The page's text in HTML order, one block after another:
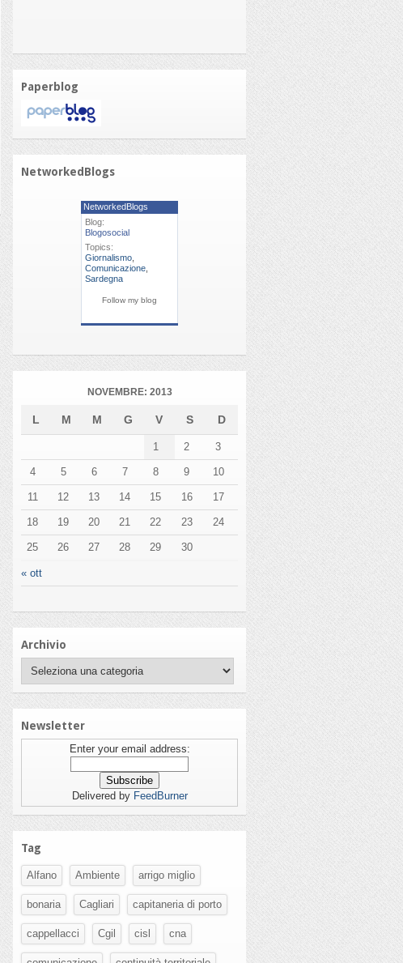
Paperblog
NetworkedBlogs
NetworkedBlogs
Blog:
Blogosocial
Topics:
Giornalismo
Comunicazione
Sardegna
Follow my blog
NOVEMBRE: 2013
L M M G V S D
« ott
1 2 3
4 5 6 7 8 9 10
11 12 13 14 15 16 17
18 19 20 21 22 23 24
25 26 27 28 29 30
Archivio
Newsletter
Enter your email address:
Delivered by FeedBurner
Tag
Alfano Ambiente arrigo miglio
bonaria Cagliari capitaneria di porto
cappellacci Cgil cisl cna